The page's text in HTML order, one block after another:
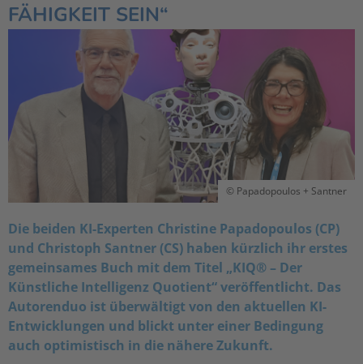
FÄHIGKEIT SEIN“
© Papadopoulos + Santner
Die beiden KI-Experten Christine Papadopoulos (CP)
und Christoph Santner (CS) haben kürzlich ihr erstes
gemeinsames Buch mit dem Titel „KIQ® – Der
Künstliche Intelligenz Quotient“ veröffentlicht. Das
Autorenduo ist überwältigt von den aktuellen KI-
Entwicklungen und blickt unter einer Bedingung
auch optimistisch in die nähere Zukunft.